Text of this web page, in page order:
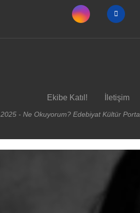
Ekibe Katıl! İletişim
2025 - Ne Okuyorum? Edebiyat Kültür